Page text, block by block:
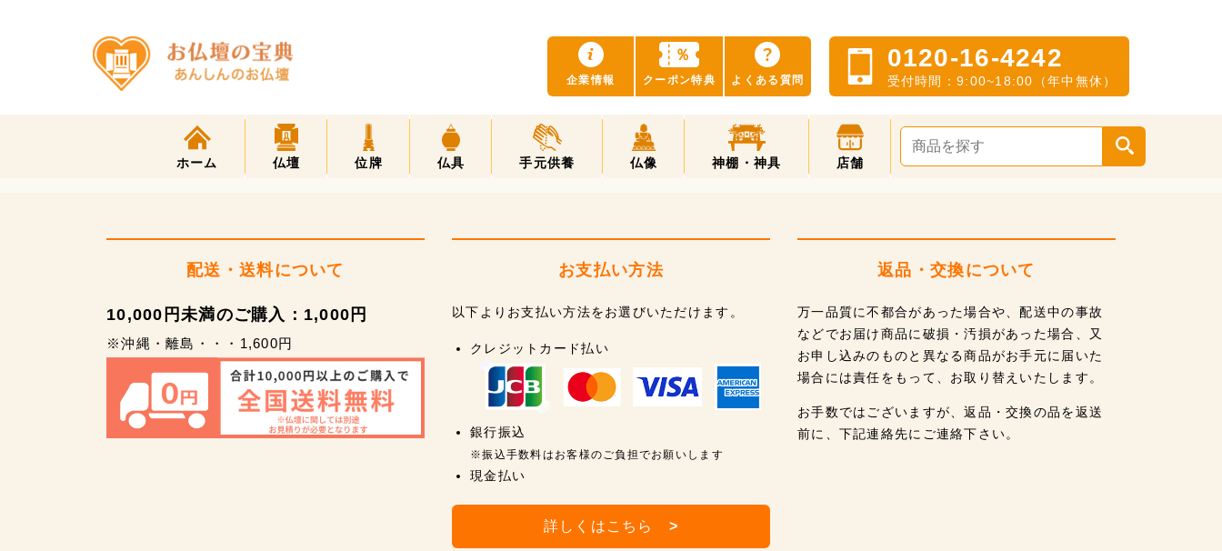
企業情報
％
クーポン特典
？
よくある質問
0120-16-4242
受付時間：9:00~18:00（年中無休）
ホーム 仏壇 位牌 仏具 手元供養 仏像 神棚・神具 店舗
配送・送料について
10,000円未満のご購入：1,000円
※沖縄・離島・・・1,600円
お支払い方法
以下よりお支払い方法をお選びいただけます。
クレジットカード払い
銀行振込
※振込手数料はお客様のご負担でお願いします
現金払い
詳しくはこちら >
返品・交換について
万一品質に不都合があった場合や、配送中の事故
などでお届け商品に破損・汚損があった場合、又
お申し込みのものと異なる商品がお手元に届いた
場合には責任をもって、お取り替えいたします。
お手数ではございますが、返品・交換の品を返送
前に、下記連絡先にご連絡下さい。